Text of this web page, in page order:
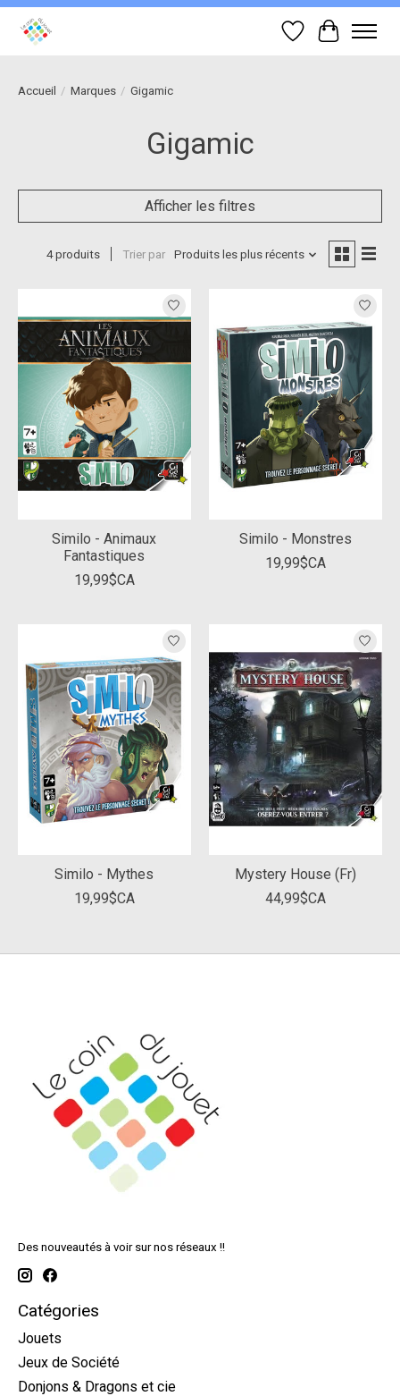
Liste dePanier
Accueil / Marques / Gigamic
Gigamic
Afficher les filtres
4 produits Trier par Produits les plus récents
Similo - Animaux
Fantastiques
19,99$CA
Similo - Monstres
19,99$CA
Similo - Mythes
19,99$CA
Mystery House (Fr)
44,99$CA
Des nouveautés à voir sur nos réseaux !!
Catégories
Jouets
Jeux de Société
Donjons & Dragons et cie